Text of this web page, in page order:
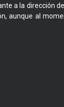
a la dirección
aunque al